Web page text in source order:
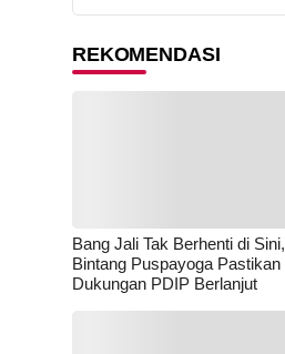
REKOMENDASI
Bang Jali Tak Berhenti di Sini,
Bintang Puspayoga Pastikan
Dukungan PDIP Berlanjut